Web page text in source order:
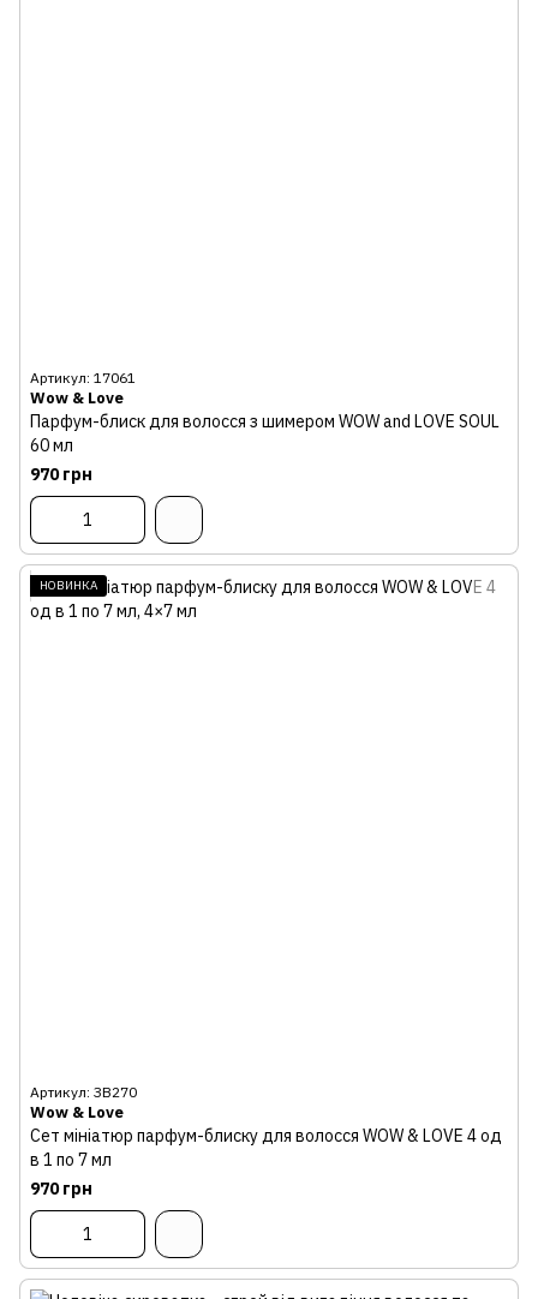
Артикул: 17061
Wow & Love
Парфум-блиск для волосся з шимером WOW and LOVE SOUL
60 мл
970 грн
НОВИНКА
Артикул: ЗВ270
Wow & Love
Сет мініатюр парфум-блиску для волосся WOW & LOVE 4 од
в 1 по 7 мл
970 грн